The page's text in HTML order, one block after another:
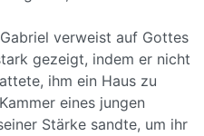
verweist auf Gottes
gezeigt, indem er nicht
ihm ein Haus zu
eines jungen
Stärke sandte, um ihr